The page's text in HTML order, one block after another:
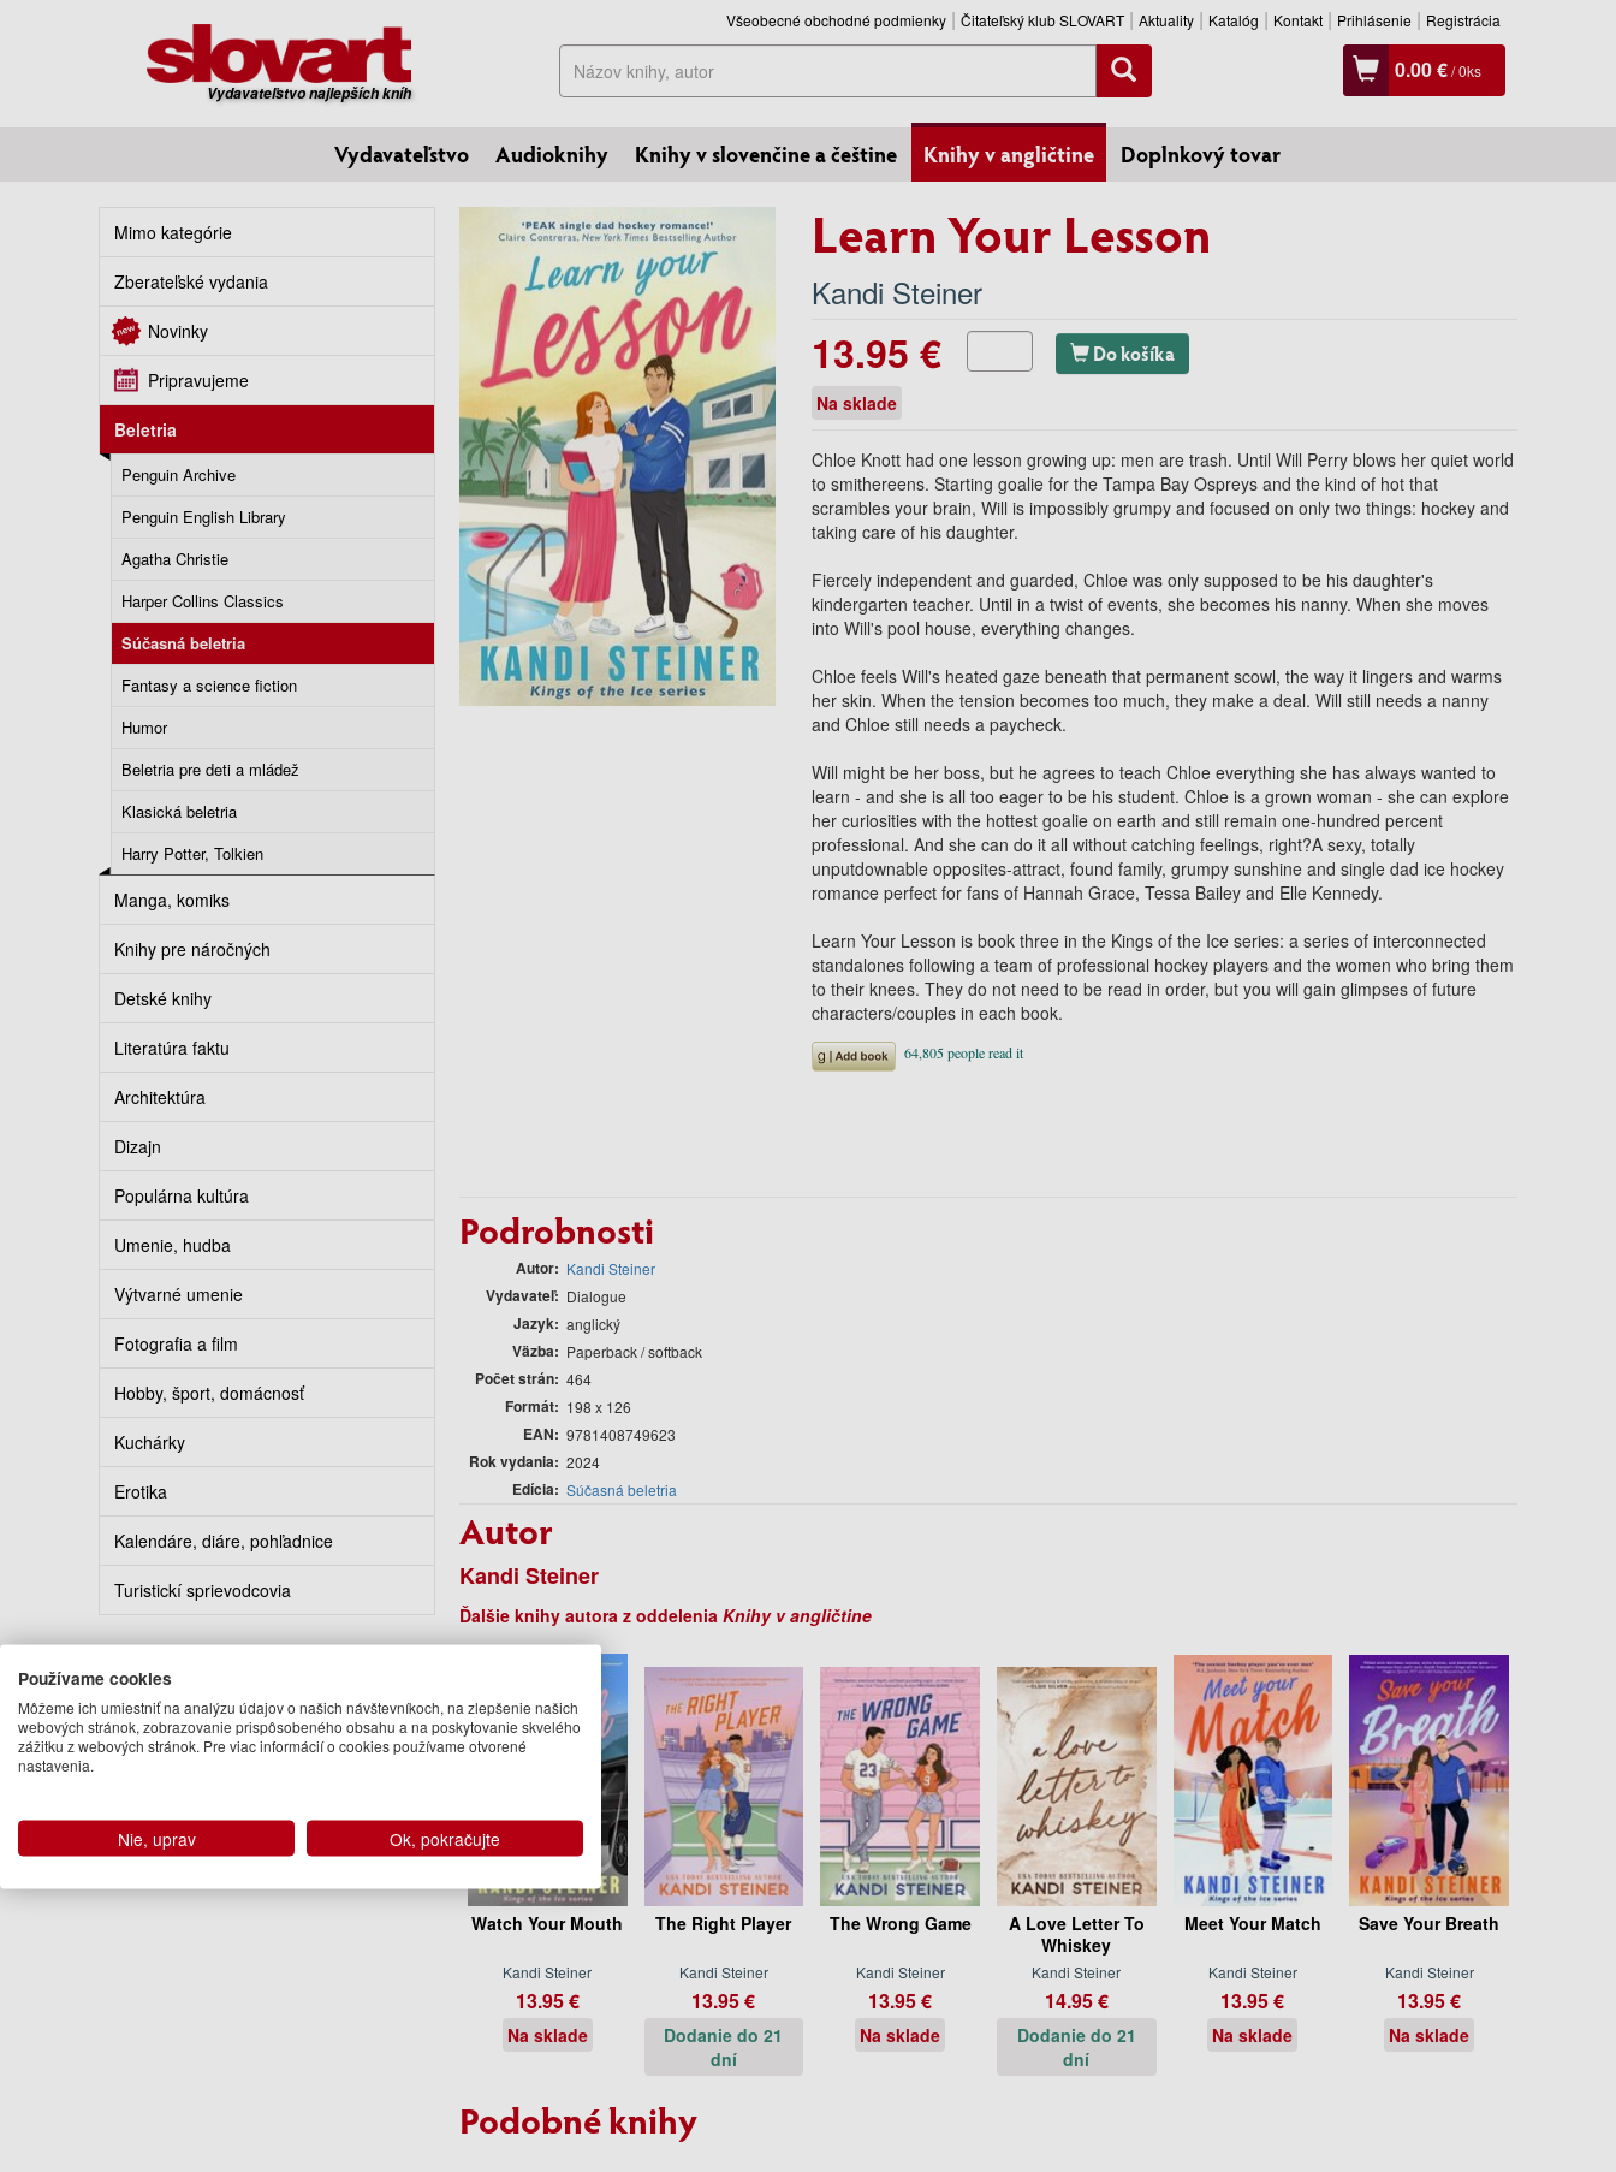
Vydavateľstvo najlepších kníh
Všeobecné obchodné podmienky Čitateľský klub SLOVART Aktuality Katalóg Kontakt Prihlásenie Registrácia
Hľadať 0.00 €/0ks
Vydavateľstvo Audioknihy Knihy v slovenčine a češtine Knihy v angličtine Doplnkový tovar
Mimo kategórie
Zberateľské vydania
Novinky
Pripravujeme
Beletria
Penguin Archive
Penguin English Library
Agatha Christie
Harper Collins Classics
Súčasná beletria
Fantasy a science fiction
Humor
Beletria pre deti a mládež
Klasická beletria
Harry Potter, Tolkien
Manga, komiks
Knihy pre náročných
Detské knihy
Literatúra faktu
Architektúra
Dizajn
Populárna kultúra
Umenie, hudba
Výtvarné umenie
Fotografia a film
Hobby, šport, domácnosť
Kuchárky
Erotika
Kalendáre, diáre, pohľadnice
Turistickí sprievodcovia
Learn Your Lesson
Kandi Steiner
13.95 € Do košíka
Na sklade
Chloe Knott had one lesson growing up: men are trash. Until Will Perry blows her quiet world
to smithereens. Starting goalie for the Tampa Bay Ospreys and the kind of hot that
scrambles your brain, Will is impossibly grumpy and focused on only two things: hockey and
taking care of his daughter.
Fiercely independent and guarded, Chloe was only supposed to be his daughter's
kindergarten teacher. Until in a twist of events, she becomes his nanny. When she moves
into Will's pool house, everything changes.
Chloe feels Will's heated gaze beneath that permanent scowl, the way it lingers and warms
her skin. When the tension becomes too much, they make a deal. Will still needs a nanny
and Chloe still needs a paycheck.
Will might be her boss, but he agrees to teach Chloe everything she has always wanted to
learn - and she is all too eager to be his student. Chloe is a grown woman - she can explore
her curiosities with the hottest goalie on earth and still remain one-hundred percent
professional. And she can do it all without catching feelings, right?A sexy, totally
unputdownable opposites-attract, found family, grumpy sunshine and single dad ice hockey
romance perfect for fans of Hannah Grace, Tessa Bailey and Elle Kennedy.
Learn Your Lesson is book three in the Kings of the Ice series: a series of interconnected
standalones following a team of professional hockey players and the women who bring them
to their knees. They do not need to be read in order, but you will gain glimpses of future
characters/couples in each book.
Podrobnosti
Autor Kandi Steiner
Vydavateľ Dialogue
Jazyk anglický
Väzba Paperback / softback
Počet strán 464
Formát 198 x 126
EAN 9781408749623
Rok vydania 2024
Edícia Súčasná beletria
Autor
Kandi Steiner
Ďalšie knihy autora z oddelenia Knihy v angličtine
Watch Your Mouth
Kandi Steiner
13.95 €
Na sklade
The Right Player
Kandi Steiner
13.95 €
Dodanie do 21
dní
The Wrong Game
Kandi Steiner
13.95 €
Na sklade
A Love Letter To
Whiskey
Kandi Steiner
14.95 €
Dodanie do 21
dní
Meet Your Match
Kandi Steiner
13.95 €
Na sklade
Save Your Breath
Kandi Steiner
13.95 €
Na sklade
Podobné knihy
Používame cookies
Môžeme ich umiestniť na analýzu údajov o našich návštevníkoch, na zlepšenie našich
webových stránok, zobrazovanie prispôsobeného obsahu a na poskytovanie skvelého
zážitku z webových stránok. Pre viac informácií o cookies používame otvorené
nastavenia.
Nie, uprav Ok, pokračujte